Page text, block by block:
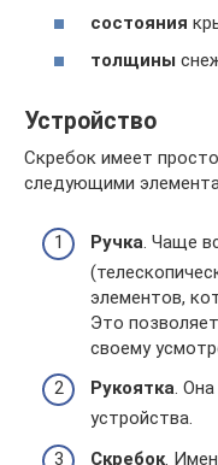
состояния
толщины
Устройство
Скребок имеет
следующими
Ручка . Чаще
элементов,
Это
своему
Рукоятка.
устройства.
Скребок .